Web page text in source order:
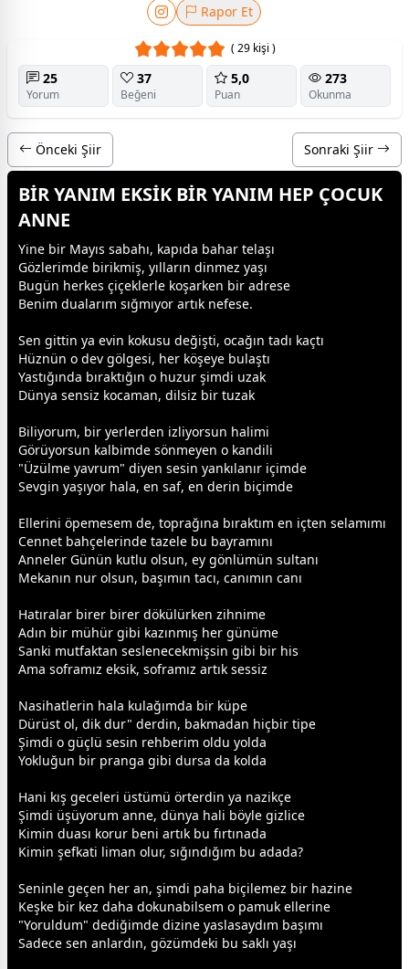
Rapor Et
( 29 kişi )
25
Yorum
37
Beğeni
5,0
Puan
273
Okunma
Önceki Şiir Sonraki Şiir
BİR YANIM EKSİK BİR YANIM HEP ÇOCUK
ANNE
Yine bir Mayıs sabahı, kapıda bahar telaşı
Gözlerimde birikmiş, yılların dinmez yaşı
Bugün herkes çiçeklerle koşarken bir adrese
Benim dualarım sığmıyor artık nefese.
Sen gittin ya evin kokusu değişti, ocağın tadı kaçtı
Hüznün o dev gölgesi, her köşeye bulaştı
Yastığında bıraktığın o huzur şimdi uzak
Dünya sensiz kocaman, dilsiz bir tuzak
Biliyorum, bir yerlerden izliyorsun halimi
Görüyorsun kalbimde sönmeyen o kandili
"Üzülme yavrum" diyen sesin yankılanır içimde
Sevgin yaşıyor hala, en saf, en derin biçimde
Ellerini öpemesem de, toprağına bıraktım en içten selamımı
Cennet bahçelerinde tazele bu bayramını
Anneler Günün kutlu olsun, ey gönlümün sultanı
Mekanın nur olsun, başımın tacı, canımın canı
Hatıralar birer birer dökülürken zihnime
Adın bir mühür gibi kazınmış her günüme
Sanki mutfaktan seslenecekmişsin gibi bir his
Ama soframız eksik, soframız artık sessiz
Nasihatlerin hala kulağımda bir küpe
Dürüst ol, dik dur" derdin, bakmadan hiçbir tipe
Şimdi o güçlü sesin rehberim oldu yolda
Yokluğun bir pranga gibi dursa da kolda
Hani kış geceleri üstümü örterdin ya nazikçe
Şimdi üşüyorum anne, dünya hali böyle gizlice
Kimin duası korur beni artık bu fırtınada
Kimin şefkati liman olur, sığındığım bu adada?
Seninle geçen her an, şimdi paha biçilemez bir hazine
Keşke bir kez daha dokunabilsem o pamuk ellerine
"Yoruldum" dediğimde dizine yaslasaydım başımı
Sadece sen anlardın, gözümdeki bu saklı yaşı